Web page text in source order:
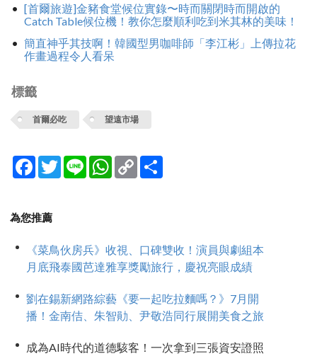
[首爾旅遊]金豬食堂候位實錄〜時而關閉時而開啟的
Catch Table候位機！教你怎麼順利吃到米其林的美味！
簡直神乎其技啊！韓國型男咖啡師「李江彬」上傳拉花
作畫過程令人看呆
標籤
首爾必吃 望遠市場
Facebook
TwitterLine WhatsApp
Copy
Link
為您推薦
《菜鳥伙房兵》收視、口碑雙收！演員與劇組本
月底飛泰國芭達雅享獎勵旅行，慶祝亮眼成績
劉在錫新網路綜藝《要一起吃拉麵嗎？》7月開
播！金南佶、朱智勛、尹敬浩同行展開美食之旅
成為AI時代的道德駭客！一次拿到三張資安證照